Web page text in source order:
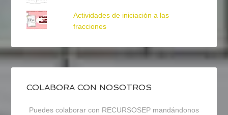
Actividades de iniciación a las
fracciones
COLABORA CON NOSOTROS
Puedes colaborar con RECURSOSEP mandándonos